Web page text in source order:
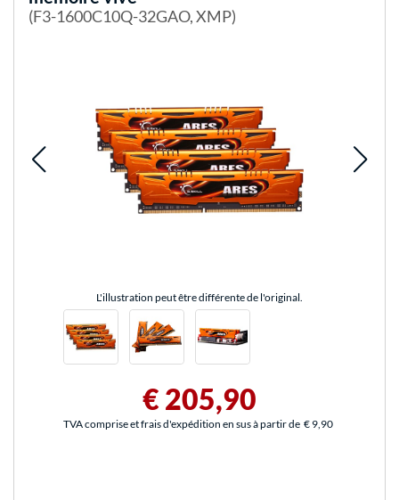
(F3-1600C10Q-32GAO, XMP)
L'illustration peut être différente de l'original.
€ 205,90
TVA comprise et frais d'expédition en sus à partir de € 9,90